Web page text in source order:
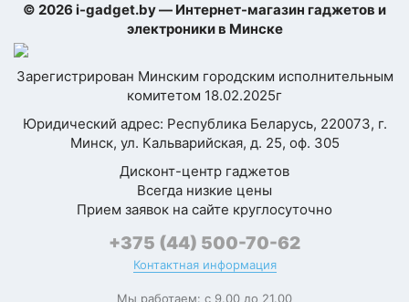
© 2026 i-gadget.by — Интернет-магазин гаджетов и
электроники в Минске
Зарегистрирован Минским городским исполнительным
комитетом 18.02.2025г
Юридический адрес: Республика Беларусь, 220073, г.
Минск, ул. Кальварийская, д. 25, оф. 305
Дисконт-центр гаджетов
Всегда низкие цены
Прием заявок на сайте круглосуточно
+375 (44) 500-70-62
Контактная информация
Мы работаем: с 9.00 до 21.00